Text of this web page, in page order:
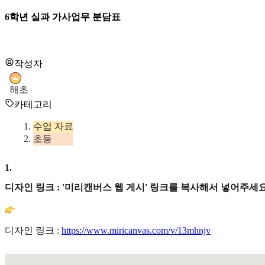
6학년 실과 가사업무 분담표
작성자
해초
카테고리
수업 자료
초등
1.
디자인 링크 : '미리캔버스 웹 게시' 링크를 복사해서 넣어주세
디자인 링크 : https://www.miricanvas.com/v/13mhnjv